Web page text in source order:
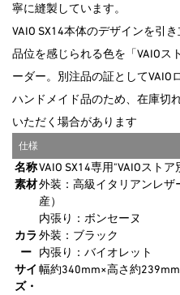
寧に縫製しています。
VAIO SX14本体のデザインを引
品位を感じられる色を「VAIOス
ーダー。別注品の証としてVAIO
ハンドメイド品のため、在庫切
いただく場合があります
仕様
名称VAIO SX14専用"VAIOスト
素材外装：高級イタリアンレ
産）
内張り：ボンセーヌ
カラ
ー
外装：ブラック
内張り：バイオレット
サイ
ズ・
幅約340mm×高さ約